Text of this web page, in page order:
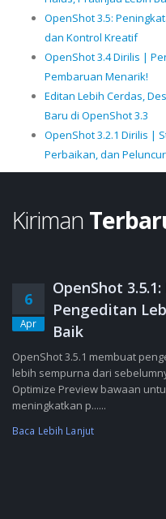
OpenShot 3.5:
dan Kontrol Kreatif
OpenShot 3.4 Dirilis |
Pembaruan Menarik!
Editan Lebih Cerdas,
Baru di OpenShot 3.3
OpenShot 3.2.1 Dirilis |
Perbaikan, dan
Kiriman
6
Apr
OpenShot
Pengeditan
Baik
OpenShot 3.5.1 membuat
lebih sempurna dari
Optimize Preview bawaan
meningkatkan p......
Baca Lebih Lanjut